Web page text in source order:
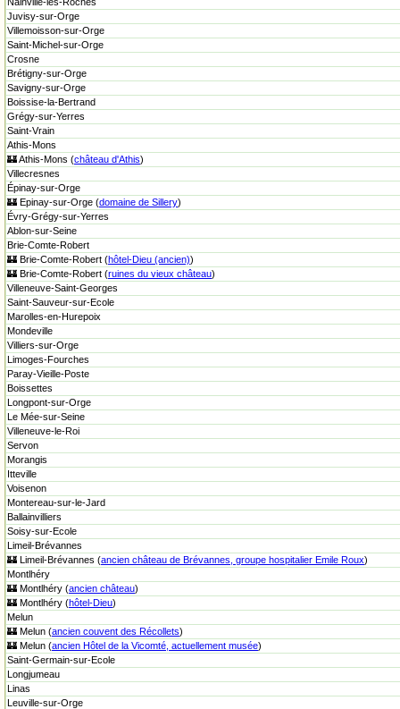
Juvisy-sur-Orge
Villemoisson-sur-Orge
Saint-Michel-sur-Orge
Crosne
Brétigny-sur-Orge
Savigny-sur-Orge
Boissise-la-Bertrand
Grégy-sur-Yerres
Saint-Vrain
Athis-Mons
🏰 Athis-Mons (château d'Athis)
Villecresnes
Épinay-sur-Orge
🏰 Epinay-sur-Orge (domaine de Sillery)
Évry-Grégy-sur-Yerres
Ablon-sur-Seine
Brie-Comte-Robert
🏰 Brie-Comte-Robert (hôtel-Dieu (ancien))
🏰 Brie-Comte-Robert (ruines du vieux château)
Villeneuve-Saint-Georges
Saint-Sauveur-sur-Ecole
Marolles-en-Hurepoix
Mondeville
Villiers-sur-Orge
Limoges-Fourches
Paray-Vieille-Poste
Boissettes
Longpont-sur-Orge
Le Mée-sur-Seine
Villeneuve-le-Roi
Servon
Morangis
Itteville
Voisenon
Montereau-sur-le-Jard
Ballainvilliers
Soisy-sur-Ecole
Limeil-Brévannes
🏰 Limeil-Brévannes (ancien château de Brévannes, groupe hospitalier Emile Roux)
Montlhéry
🏰 Montlhéry (ancien château)
🏰 Montlhéry (hôtel-Dieu)
Melun
🏰 Melun (ancien couvent des Récollets)
🏰 Melun (ancien Hôtel de la Vicomté, actuellement musée)
Saint-Germain-sur-Ecole
Longjumeau
Linas
Leuville-sur-Orge